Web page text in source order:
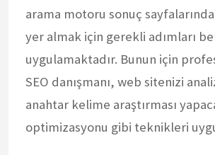
arama motoru sonuç
yer almak için gerekli adımları
uygulamaktadır. Bunun için
SEO danışmanı, web sitenizi
anahtar kelime araştırması
optimizasyonu gibi teknikleri